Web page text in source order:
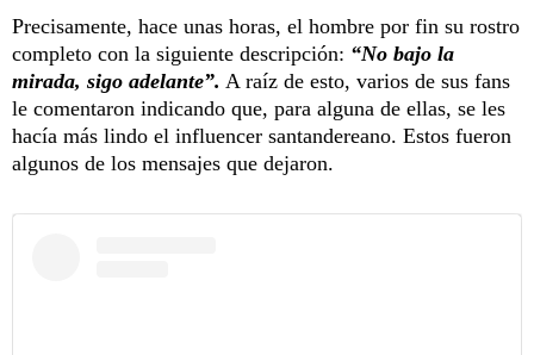
Precisamente, hace unas horas, el hombre por fin su rostro
completo con la siguiente descripción: “No bajo la
mirada, sigo adelante”. A raíz de esto, varios de sus fans
le comentaron indicando que, para alguna de ellas, se les
hacía más lindo el influencer santandereano. Estos fueron
algunos de los mensajes que dejaron.